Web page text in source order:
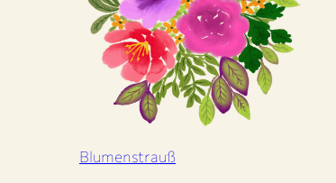
Blumenstrauß